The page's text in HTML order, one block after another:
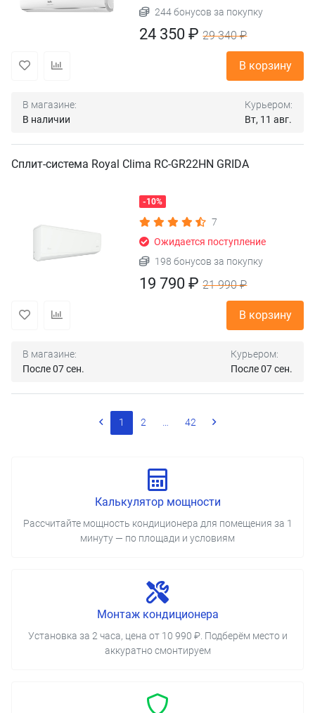
244 бонусов за покупку
24 350 ₽29 340 ₽
В корзину
В магазине:
В наличии
Курьером:
Вт, 11 авг.
Сплит-система Royal Clima RC-GR22HN GRIDA
-10%
7
Ожидается поступление
198 бонусов за покупку
19 790 ₽21 990 ₽
В корзину
В магазине:
После 07 сен.
Курьером:
После 07 сен.
1 2 … 42
Калькулятор мощности
Рассчитайте мощность кондиционера для помещения за 1
минуту — по площади и условиям
Монтаж кондиционера
Установка за 2 часа, цена от 10 990 ₽. Подберём место и
аккуратно смонтируем